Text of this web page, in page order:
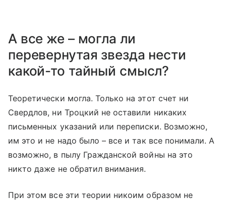
А все же – могла ли
перевернутая звезда нести
какой-то тайный смысл?
Теоретически могла. Только на этот счет ни
Свердлов, ни Троцкий не оставили никаких
письменных указаний или переписки. Возможно,
им это и не надо было – все и так все понимали. А
возможно, в пылу Гражданской войны на это
никто даже не обратил внимания.
При этом все эти теории никоим образом не